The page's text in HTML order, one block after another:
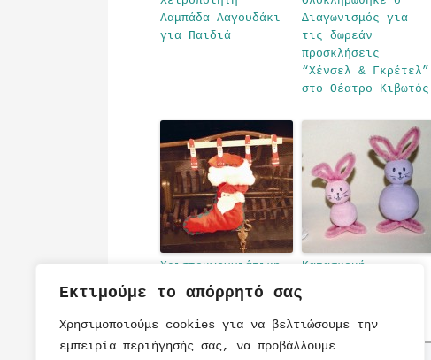
Εκτιμούμε το απόρρητό σας
Χρησιμοποιούμε cookies για να βελτιώσουμε την
εμπειρία περιήγησής σας, να προβάλλουμε
Λαμπάδα Λαγουδάκι
για Παιδιά
Διαγωνισμός για
τις δωρεάν
προσκλήσεις
“Χένσελ & Γκρέτελ”
στο Θέατρο Κιβωτός
Χριστουγεννιάτικη
Κάλτσα για τα Δώρα
Κατασκευή
Πασχαλινό Τραπέζι